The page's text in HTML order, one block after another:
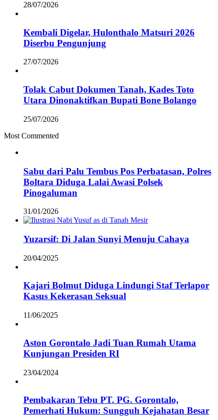
28/07/2026
Kembali Digelar, Hulonthalo Matsuri 2026
Diserbu Pengunjung
27/07/2026
Tolak Cabut Dokumen Tanah, Kades Toto
Utara Dinonaktifkan Bupati Bone Bolango
25/07/2026
Most Commented
Sabu dari Palu Tembus Pos Perbatasan, Polres
Boltara Diduga Lalai Awasi Polsek
Pinogaluman
31/01/2026
Yuzarsif: Di Jalan Sunyi Menuju Cahaya
20/04/2025
Kajari Bolmut Diduga Lindungi Staf Terlapor
Kasus Kekerasan Seksual
11/06/2025
Aston Gorontalo Jadi Tuan Rumah Utama
Kunjungan Presiden RI
23/04/2024
Pembakaran Tebu PT. PG. Gorontalo,
Pemerhati Hukum: Sungguh Kejahatan Besar